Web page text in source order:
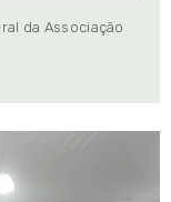
da Associação